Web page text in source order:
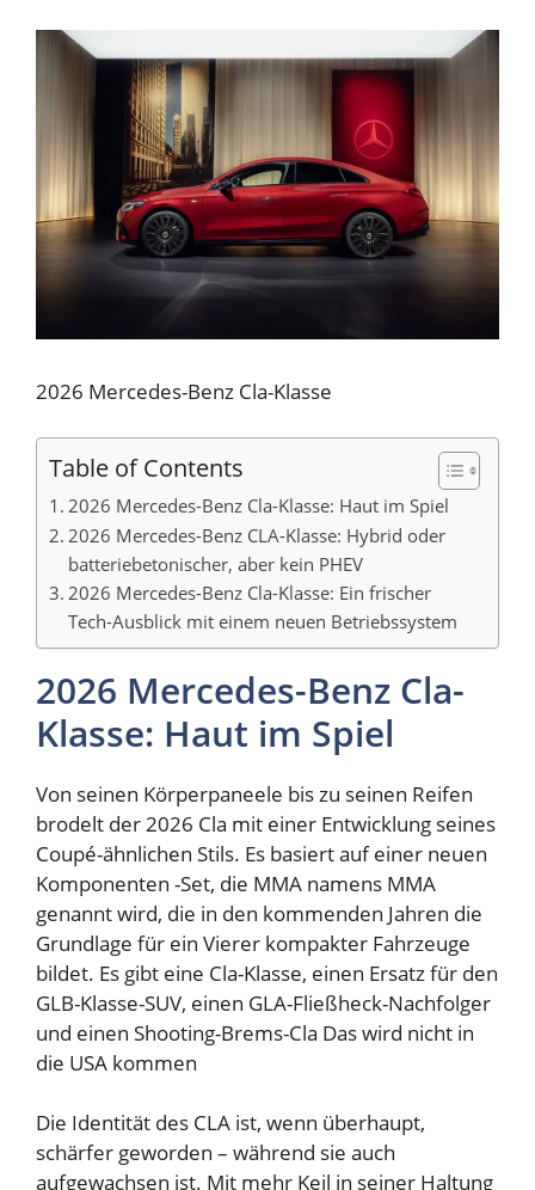
2026 Mercedes-Benz Cla-Klasse
Table of Contents
2026 Mercedes-Benz Cla-Klasse: Haut im Spiel
2026 Mercedes-Benz CLA-Klasse: Hybrid oder
batteriebetonischer, aber kein PHEV
2026 Mercedes-Benz Cla-Klasse: Ein frischer
Tech-Ausblick mit einem neuen Betriebssystem
2026 Mercedes-Benz Cla-
Klasse: Haut im Spiel
Von seinen Körperpaneele bis zu seinen Reifen
brodelt der 2026 Cla mit einer Entwicklung seines
Coupé-ähnlichen Stils. Es basiert auf einer neuen
Komponenten -Set, die MMA namens MMA
genannt wird, die in den kommenden Jahren die
Grundlage für ein Vierer kompakter Fahrzeuge
bildet. Es gibt eine Cla-Klasse, einen Ersatz für den
GLB-Klasse-SUV, einen GLA-Fließheck-Nachfolger
und einen Shooting-Brems-Cla Das wird nicht in
die USA kommen
Die Identität des CLA ist, wenn überhaupt,
schärfer geworden – während sie auch
aufgewachsen ist. Mit mehr Keil in seiner Haltung